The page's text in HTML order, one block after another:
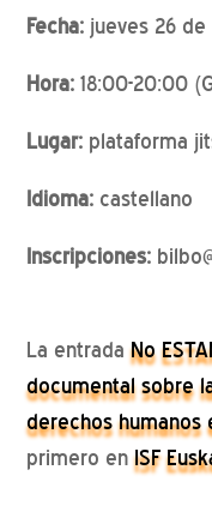
Fecha: jueves 26
Hora: 18:00-20:00
Lugar: plataforma
Idioma: castellano
Inscripciones:
La entradaNo
documental sobre
derechos humanos
primero enISF